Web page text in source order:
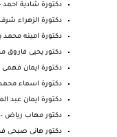
دكتورة شادية احمد
دكتورة الزهراء
دكتورة امينه محمد
دكتور يحيى فاروق
دكتورة ايمان فهمى
دكتورة اسماء محمد
دكتورة ايمان عبد
دكتور مهاب رياض –
دكتور هانى صبحى